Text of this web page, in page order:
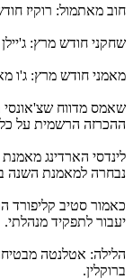
חוב מאתמול: רוקיז
שחקני חודש מרץ: ג'יילן
מאמני חודש מרץ: ג'ו
שאמס מדווח שצ'אונסי
ההכרזה הרשמית על
לינדסי הארדינג
נבחרה למאמנת השנה
כאמור סטיב קליפורד
יעבור לתפקיד מנהלתי.
הלילה: אטלנטה
ברוקלין.